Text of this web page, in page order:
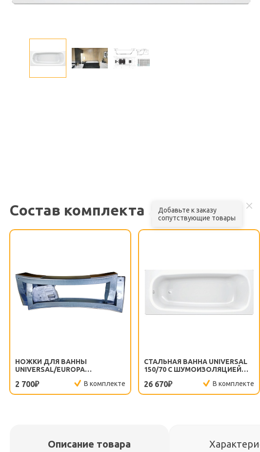
Состав комплекта
Добавьте к заказу
сопутствующие товары
НОЖКИ ДЛЯ ВАННЫ
UNIVERSAL/EUROPA
2 700₽ В комплекте
СТАЛЬНАЯ ВАННА UNIVERSAL
150/70 С ШУМОИЗОЛЯЦИЕЙ
26 670₽ В комплекте
Описание товара